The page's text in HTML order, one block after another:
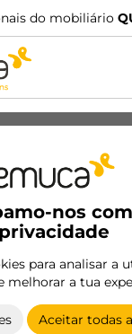
QUER
nos
privacidade
para analisar a
melhorar a tua
Aceitar todas
Dobradiças
Montagem
Bases